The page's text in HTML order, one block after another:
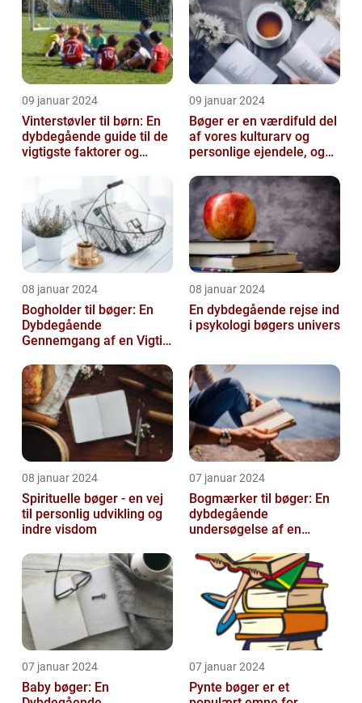
09 januar 2024
Vinterstøvler til børn: En
dybdegående guide til de
vigtigste faktorer og
09 januar 2024
Bøger er en værdifuld del
af vores kulturarv og
personlige ejendele, og
opb...
08 januar 2024
Bogholder til bøger: En
Dybdegående
Gennemgang af en Vigtig
og Økonomi
08 januar 2024
En dybdegående rejse ind
i psykologi bøgers univers
08 januar 2024
Spirituelle bøger - en vej
til personlig udvikling og
indre visdom
07 januar 2024
Bogmærker til bøger: En
dybdegående
undersøgelse af en
skat
07 januar 2024
Baby bøger: En
07 januar 2024
Pynte bøger er et